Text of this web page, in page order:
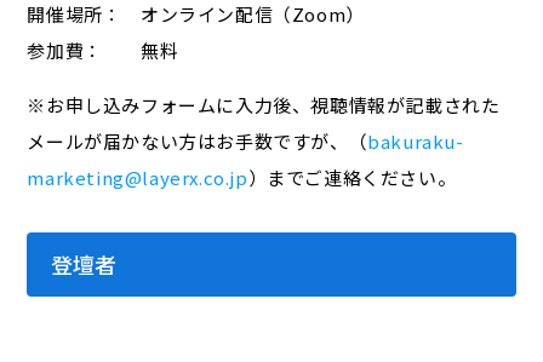
開催場所： オンライン配信（Zoom）
参加費： 無料
※お申し込みフォームに入力後、視聴情報が記載された
メールが届かない方はお手数ですが、（bakuraku-
marketing@layerx.co.jp）までご連絡ください。
登壇者